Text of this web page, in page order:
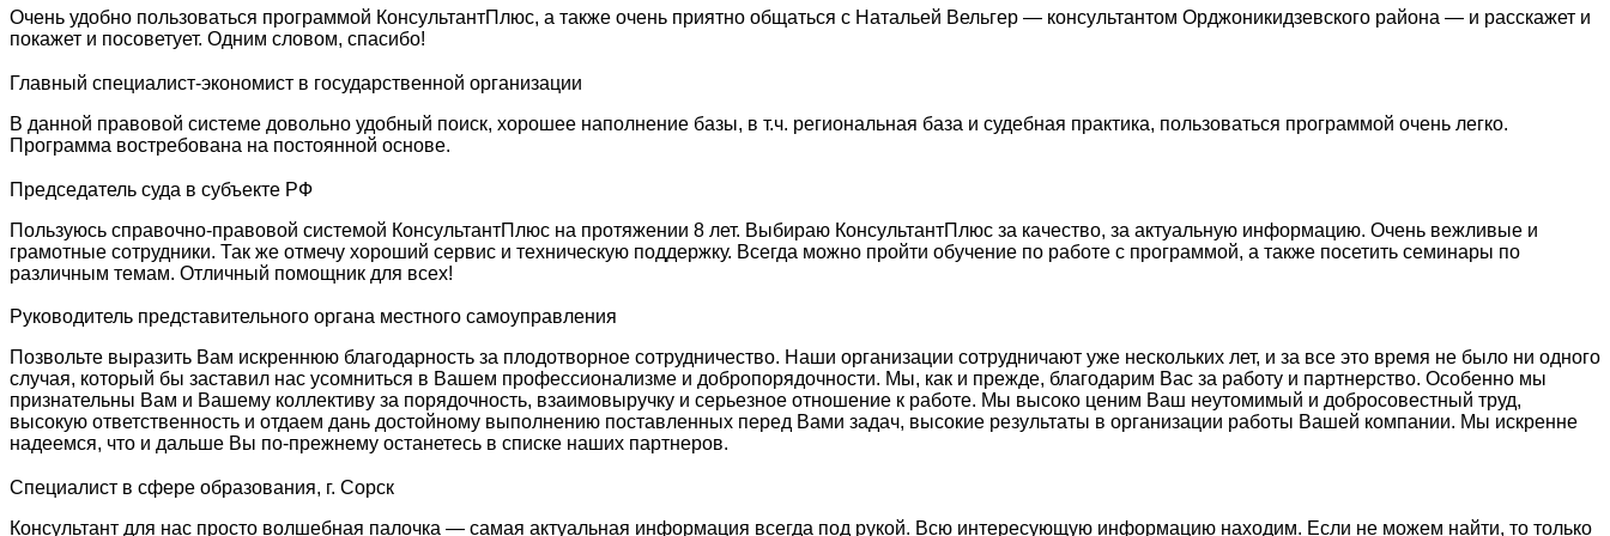
Очень удобно пользоваться программой КонсультантПлюс, а также очень приятно общаться с Натальей Вельгер — консультантом Орджоникидзевского района — и расскажет и
покажет и посоветует. Одним словом, спасибо!
Главный специалист-экономист в государственной организации
В данной правовой системе довольно удобный поиск, хорошее наполнение базы, в т.ч. региональная база и судебная практика, пользоваться программой очень легко.
Программа востребована на постоянной основе.
Председатель суда в субъекте РФ
Пользуюсь справочно-правовой системой КонсультантПлюс на протяжении 8 лет. Выбираю КонсультантПлюс за качество, за актуальную информацию. Очень вежливые и
грамотные сотрудники. Так же отмечу хороший сервис и техническую поддержку. Всегда можно пройти обучение по работе с программой, а также посетить семинары по
различным темам. Отличный помощник для всех!
Руководитель представительного органа местного самоуправления
Позвольте выразить Вам искреннюю благодарность за плодотворное сотрудничество. Наши организации сотрудничают уже нескольких лет, и за все это время не было ни одного
случая, который бы заставил нас усомниться в Вашем профессионализме и добропорядочности. Мы, как и прежде, благодарим Вас за работу и партнерство. Особенно мы
признательны Вам и Вашему коллективу за порядочность, взаимовыручку и серьезное отношение к работе. Мы высоко ценим Ваш неутомимый и добросовестный труд,
высокую ответственность и отдаем дань достойному выполнению поставленных перед Вами задач, высокие результаты в организации работы Вашей компании. Мы искренне
надеемся, что и дальше Вы по-прежнему останетесь в списке наших партнеров.
Специалист в сфере образования, г. Сорск
Консультант для нас просто волшебная палочка — самая актуальная информация всегда под рукой. Всю интересующую информацию находим. Если не можем найти, то только